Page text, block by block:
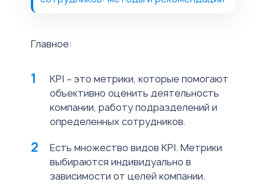
Главное:
KPI – это метрики, которые помогают
объективно оценить деятельность
компании, работу подразделений и
определенных сотрудников.
Есть множество видов KPI. Метрики
выбираются индивидуально в
зависимости от целей компании.